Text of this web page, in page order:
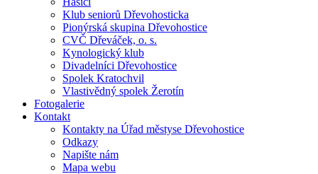
Klub seniorů Dřevohosticka
Pionýrská skupina Dřevohostice
CVČ Dřeváček, o. s.
Kynologický klub
Divadelníci Dřevohostice
Spolek Kratochvil
Vlastivědný spolek Žerotín
Fotogalerie
Kontakt
Kontakty na Úřad městyse Dřevohostice
Odkazy
Napište nám
Mapa webu